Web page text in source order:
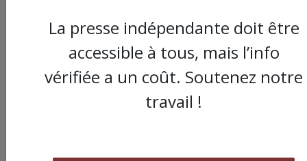
La presse indépendante doit être
accessible à tous, mais l’info
vérifiée a un coût. Soutenez notre
travail !